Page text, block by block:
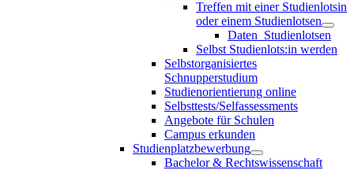
Treffen mit einer Studienlotsin
oder einem Studienlotsen
Daten_Studienlotsen
Selbst Studienlots:in werden
Selbstorganisiertes
Schnupperstudium
Studienorientierung online
Selbsttests/Selfassessments
Angebote für Schulen
Campus erkunden
Studienplatzbewerbung
Bachelor & Rechtswissenschaft